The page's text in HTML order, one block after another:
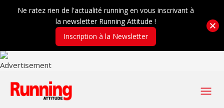
Ne ratez rien de l'actualité running en vous inscrivant à
la newsletter Running Attitude !
Inscription à la Newsletter